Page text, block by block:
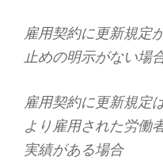
雇用契約に更新規定
止めの明示がない場
雇用契約に更新規定
より雇用された労働
実績がある場合